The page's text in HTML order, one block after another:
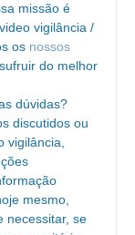
missão é
vigilância /
os nossos
do melhor
dúvidas?
discutidos ou
vigilância,
mesmo,
necessitar, se